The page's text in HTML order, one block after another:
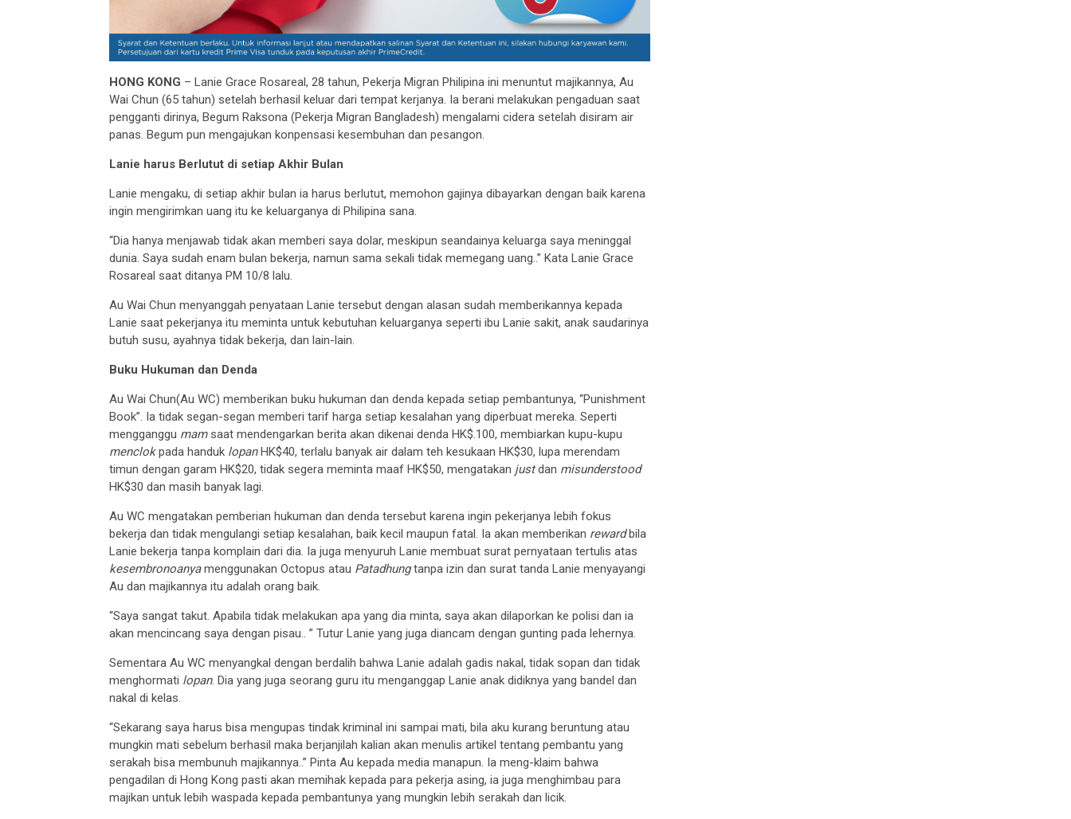
HONG KONG – Lanie Grace Rosareal, 28 tahun, Pekerja Migran Philipina ini menuntut majikannya, Au
Wai Chun (65 tahun) setelah berhasil keluar dari tempat kerjanya. Ia berani melakukan pengaduan saat
pengganti dirinya, Begum Raksona (Pekerja Migran Bangladesh) mengalami cidera setelah disiram air
panas. Begum pun mengajukan konpensasi kesembuhan dan pesangon.
Lanie harus Berlutut di setiap Akhir Bulan
Lanie mengaku, di setiap akhir bulan ia harus berlutut, memohon gajinya dibayarkan dengan baik karena
ingin mengirimkan uang itu ke keluarganya di Philipina sana.
“Dia hanya menjawab tidak akan memberi saya dolar, meskipun seandainya keluarga saya meninggal
dunia. Saya sudah enam bulan bekerja, namun sama sekali tidak memegang uang..” Kata Lanie Grace
Rosareal saat ditanya PM 10/8 lalu.
Au Wai Chun menyanggah penyataan Lanie tersebut dengan alasan sudah memberikannya kepada
Lanie saat pekerjanya itu meminta untuk kebutuhan keluarganya seperti ibu Lanie sakit, anak saudarinya
butuh susu, ayahnya tidak bekerja, dan lain-lain.
Buku Hukuman dan Denda
Au Wai Chun(Au WC) memberikan buku hukuman dan denda kepada setiap pembantunya, “Punishment
Book”. Ia tidak segan-segan memberi tarif harga setiap kesalahan yang diperbuat mereka. Seperti
mengganggu mam saat mendengarkan berita akan dikenai denda HK$.100, membiarkan kupu-kupu
menclokpada handuk lopanHK$40, terlalu banyak air dalam teh kesukaan HK$30, lupa merendam
timun dengan garam HK$20, tidak segera meminta maaf HK$50, mengatakan justdan misunderstood
HK$30 dan masih banyak lagi.
Au WC mengatakan pemberian hukuman dan denda tersebut karena ingin pekerjanya lebih fokus
bekerja dan tidak mengulangi setiap kesalahan, baik kecil maupun fatal. Ia akan memberikan rewardbila
Lanie bekerja tanpa komplain dari dia. Ia juga menyuruh Lanie membuat surat pernyataan tertulis atas
kesembronoanyamenggunakan Octopus atau Patadhungtanpa izin dan surat tanda Lanie menyayangi
Au dan majikannya itu adalah orang baik.
“Saya sangat takut. Apabila tidak melakukan apa yang dia minta, saya akan dilaporkan ke polisi dan ia
akan mencincang saya dengan pisau.. ” Tutur Lanie yang juga diancam dengan gunting pada lehernya.
Sementara Au WC menyangkal dengan berdalih bahwa Lanie adalah gadis nakal, tidak sopan dan tidak
menghormati lopan. Dia yang juga seorang guru itu menganggap Lanie anak didiknya yang bandel dan
nakal di kelas.
“Sekarang saya harus bisa mengupas tindak kriminal ini sampai mati, bila aku kurang beruntung atau
mungkin mati sebelum berhasil maka berjanjilah kalian akan menulis artikel tentang pembantu yang
serakah bisa membunuh majikannya..” Pinta Au kepada media manapun. Ia meng-klaim bahwa
pengadilan di Hong Kong pasti akan memihak kepada para pekerja asing, ia juga menghimbau para
majikan untuk lebih waspada kepada pembantunya yang mungkin lebih serakah dan licik.